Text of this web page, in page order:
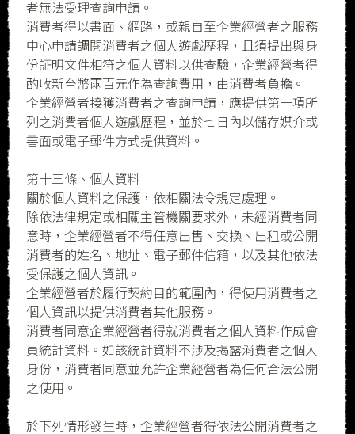
者無法受理查詢申請。
消費者得以書面、網路，或親自至企業經營者之服務
中心申請調閱消費者之個人遊戲歷程，且須提出與身
份証明文件相符之個人資料以供查驗，企業經營者得
酌收新台幣兩百元作為查詢費用，由消費者負擔。
企業經營者接獲消費者之查詢申請，應提供第一項所
列之消費者個人遊戲歷程，並於七日內以儲存媒介或
書面或電子郵件方式提供資料。
第十三條、個人資料
關於個人資料之保護，依相關法令規定處理。
除依法律規定或相關主管機關要求外，未經消費者同
意時，企業經營者不得任意出售、交換、出租或公開
消費者的姓名、地址、電子郵件信箱，以及其他依法
受保護之個人資訊。
企業經營者於履行契約目的範圍內，得使用消費者之
個人資訊以提供消費者其他服務。
消費者同意企業經營者得就消費者之個人資料作成會
員統計資料。如該統計資料不涉及揭露消費者之個人
身份，消費者同意並允許企業經營者為任何合法公開
之使用。
於下列情形發生時，企業經營者得依法公開消費者之